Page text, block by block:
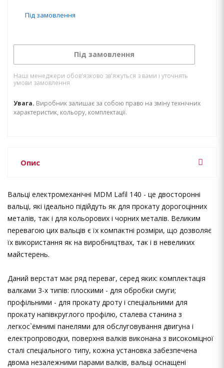
Під замовлення
Під замовлення
Наші менеджери обов'язково зв'яжуться з вами і уточнять
умови замовлення
Увага. Виробник залишає за собою право на зміну технічних
характеристик, кольору, комплектації.
Опис
Вальці електромеханічні MDM Lafil 140 - це двосторонні
вальці, які ідеально підійдуть як для прокату дорогоцінних
металів, так і для кольорових і чорних металів. Великим
перевагою цих вальців є їх компактні розміри, що дозволяє
їх використання як на виробництвах, так і в невеликих
майстерень.
Даний верстат має ряд переваг, серед яких: комплектація
валками 3-х типів: плоскими - для обробки смуги;
профільними - для прокату дроту і спеціальними для
прокату напівкруглого профілю, сталева станина з
легкос`ёмнимі панелями для обслуговування двигуна і
електропроводки, поверхня валків виконана з високоміцної
сталі спеціального типу, кожна установка забезпечена
двома незалежними парами валків, вальці оснащені